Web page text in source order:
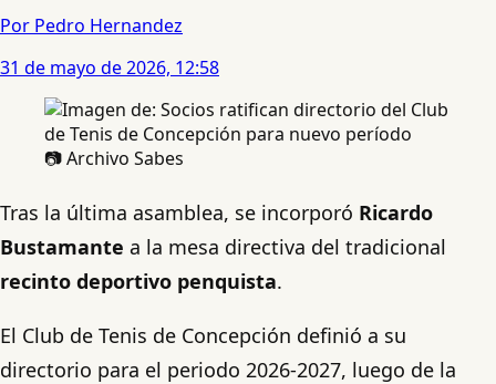
Por Pedro Hernandez
31 de mayo de 2026, 12:58
📷 Archivo Sabes
Tras la última asamblea, se incorporó Ricardo
Bustamante a la mesa directiva del tradicional
recinto deportivo penquista.
El Club de Tenis de Concepción definió a su
directorio para el periodo 2026-2027, luego de la